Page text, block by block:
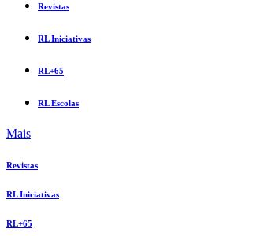
Revistas
RL Iniciativas
RL+65
RL Escolas
Mais
Revistas
RL Iniciativas
RL+65